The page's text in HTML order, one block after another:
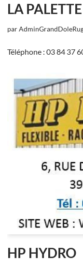
LA
par
Téléphone : 03 84 37
HP HYDRO